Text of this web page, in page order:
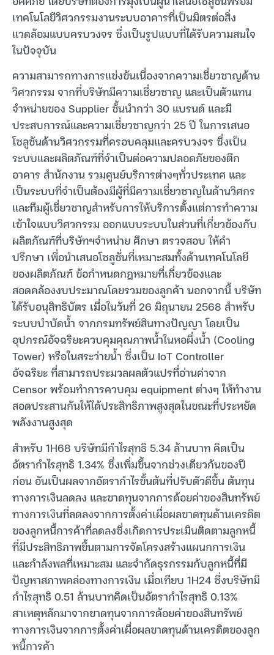
เทคโนโลยีวิศวกรรมงานระบบอาคารที่เป็นมิตรต่อสิ่ง
แวดล้อมแบบครบวงจร ซึ่งเป็นรูปแบบที่ได้รับความสนใจ
ในปัจจุบัน
ความสามารถทางการแข่งขันเนื่องจากความเชี่ยวชาญด้าน
วิศวกรรม จากที่บริษัทมีความเชี่ยวชาญ และเป็นตัวแทน
จำหน่ายของ Supplier ชั้นนำกว่า 30 แบรนด์ และมี
ประสบการณ์และความเชี่ยวชาญกว่า 25 ปี ในการเสนอ
โซลูชันด้านวิศวกรรมที่ครอบคลุมและครบวงจร ซึ่งเป็น
ระบบและผลิตภัณฑ์ที่จำเป็นต่อความปลอดภัยของตึก
อาคาร สำนักงาน รวมศูนย์บริการต่างๆทั่วประเทศ และ
เป็นระบบที่จำเป็นต้องมีผู้ที่มีความเชี่ยวชาญในด้านวิศกร
และทีมผู้เชี่ยวชาญสำหรับการให้บริการตั้งแต่การทำความ
เข้าใจแบบวิศวกรรม ออกแบบระบบในส่วนที่เกี่ยวข้องกับ
ผลิตภัณฑ์ที่บริษัทฯจำหน่าย ศึกษา ตรวจสอบ ให้คำ
ปรึกษา เพื่อนำเสนอโซลูชั่นที่เหมาะสมทั้งด้านเทคโนโลยี
ของผลิตภัณฑ์ ข้อกำหนดกฎหมายที่เกี่ยวข้องและ
สอดคล้องงบประมาณโดยรวมของลูกค้า นอกจากนี้ บริษัท
ได้รับอนุสิทธิบัตร เมื่อในวันที่ 26 มิถุนายน 2568 สำหรับ
ระบบบำบัดน้ำ จากกรมทรัพย์สินทางปัญญา โดยเป็น
อุปกรณ์อัจฉริยะควบคุมคุณภาพน้ำในหอผึ่งน้ำ (Cooling
Tower) หรือในสระว่ายน้ำ ซึ่งเป็น IoT Controller
อัจฉริยะ ที่สามารถประมวลผลตัวแปรที่อ่านค่าจาก
Censor พร้อมทำการควบคุม equipment ต่างๆ ให้ทำงาน
สอดประสานกันให้ได้ประสิทธิภาพสูงสุดในขณะที่ประหยัด
พลังงานสูงสุด
สำหรับ 1H68 บริษัทมีกำไรสุทธิ 5.34 ล้านบาท คิดเป็น
อัตรากำไรสุทธิ 1.34% ซึ่งเพิ่มขึ้นจากช่วงเดียวกันของปี
ก่อน อันเป็นผลจากอัตรากำไรขั้นต้นที่ปรับตัวดีขึ้น ต้นทุน
ทางการเงินลดลง และขาดทุนจากการด้อยค่าของสินทรัพย์
ทางการเงินที่ลดลงจากการตั้งค่าเผื่อผลขาดทุนด้านเครดิต
ของลูกหนี้การค้าที่ลดลงซึ่งเกิดการประเมินติดตามลูกหนี้
ที่มีประสิทธิภาพขึ้นตามการจัดโครงสร้างแผนกการเงิน
และกำลังพลที่เหมาะสม และจำกัดธุรกรรมกับลูกหนี้ที่มี
ปัญหาสภาพคล่องทางการเงิน เมื่อเทียบ 1H24 ซึ่งบริษัทมี
กำไรสุทธิ 0.51 ล้านบาทคิดเป็นอัตรากำไรสุทธิ 0.13%
สาเหตุหลักมาจากขาดทุนจากการด้อยค่าของสินทรัพย์
ทางการเงินจากการตั้งค่าเผื่อผลขาดทุนด้านเครดิตของลูก
หนี้การค้า